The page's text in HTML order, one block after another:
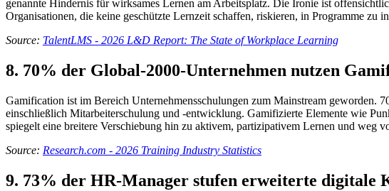
genannte Hindernis für wirksames Lernen am Arbeitsplatz. Die Ironie ist
Organisationen, die keine geschützte Lernzeit schaffen, riskieren, in Programme zu
Source: TalentLMS - 2026 L&D Report: The State of Workplace Learning
8. 70% der Global-2000-Unternehmen nutzen
Gamification ist im Bereich Unternehmensschulungen zum Mainstream geworden.
einschließlich Mitarbeiterschulung und -entwicklung. Gamifizierte Elemente wie
spiegelt eine breitere Verschiebung hin zu aktivem, partizipativem Lernen und weg
Source: Research.com - 2026 Training Industry Statistics
9. 73% der HR-Manager stufen erweiterte digitale